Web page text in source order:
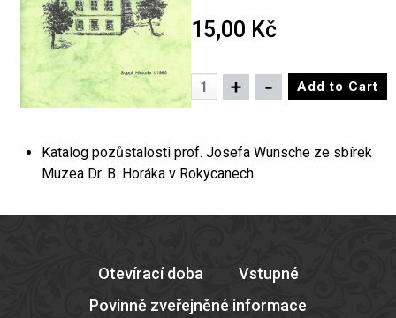
15,00 Kč
Katalog pozůstalosti prof. Josefa Wunsche ze sbírek
Muzea Dr. B. Horáka v Rokycanech
Otevírací doba
Vstupné
Povinně zveřejněné informace